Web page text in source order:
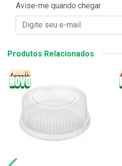
Avise-me quando chegar
Produtos Relacionados